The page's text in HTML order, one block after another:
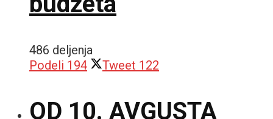
486 deljenja
Podeli 194 Tweet 122
OD 10. AVGUSTA